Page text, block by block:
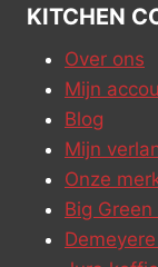
KITCHEN
Over ons
Mijn
Blog
Mijn
Onze
Big